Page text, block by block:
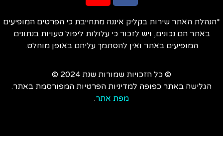
האתר שירות בקליק איננה מתחייבת כי הפרטים המופיעים
באתר הם נכונים, ויש לזכור כי עלולות ליפול טעויות בנתונים
המופיעים באתר ואין להסתמך עליהם באופן מוחלט.
© כל הזכויות שמורות שנת 2024 ©
הגלישה באתר כפופה למדיניות הפרטיות המפורסמת באתר.
מפת אתר.